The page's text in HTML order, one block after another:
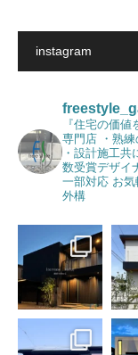
instagram
『住宅の価値
専門店 ・熟
・設計施工共
数受賞デザイ
一部対応 お
外構